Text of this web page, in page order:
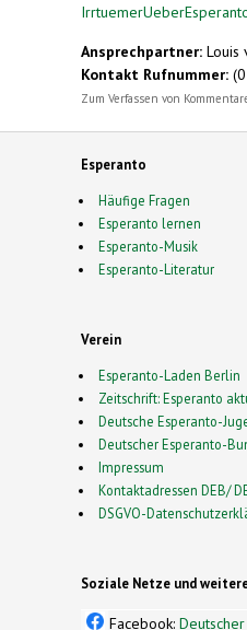
Ansprechpartner: Louis
Kontakt Rufnummer:
Zum Verfassen von
Esperanto
Häufige Fragen
Esperanto lernen
Esperanto-Musik
Esperanto-Literatur
Verein
Esperanto-Laden Berlin
Zeitschrift: Esperanto
Deutsche Esperanto-
Deutscher Esperanto-
Impressum
Kontaktadressen DEB/
DSGVO-
Soziale Netze und
Facebook: